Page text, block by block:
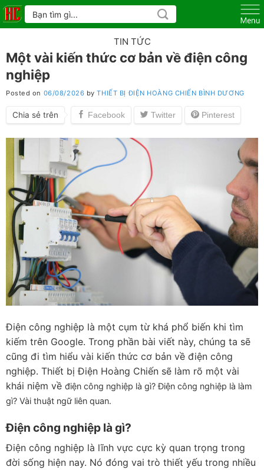
Skip
to
Tìm
kiếm:
TIN TỨC
Một vài kiến thức cơ bản về điện công
nghiệp
Posted on 06/08/2026 byTHIẾT BỊ ĐIỆN HOÀNG CHIẾN BÌNH DƯƠNG
Chia sẻ trên
Điện công nghiệp là một cụm từ khá phổ biến khi tìm
kiếm trên Google. Trong phần bài viết này, chúng ta sẽ
cũng đi tìm hiểu vài kiến thức cơ bản về điện công
nghiệp. Thiết bị Điện Hoàng Chiến sẽ làm rõ một vài
khái niệm về điện công nghiệp là gì? Điện công nghiệp là làm
gì? Vài thuật ngữ liên quan.
Điện công nghiệp là gì?
Điện công nghiệp là lĩnh vực cực kỳ quan trọng trong
đời sống hiện nay. Nó đóng vai trò thiết yếu trong nhiều